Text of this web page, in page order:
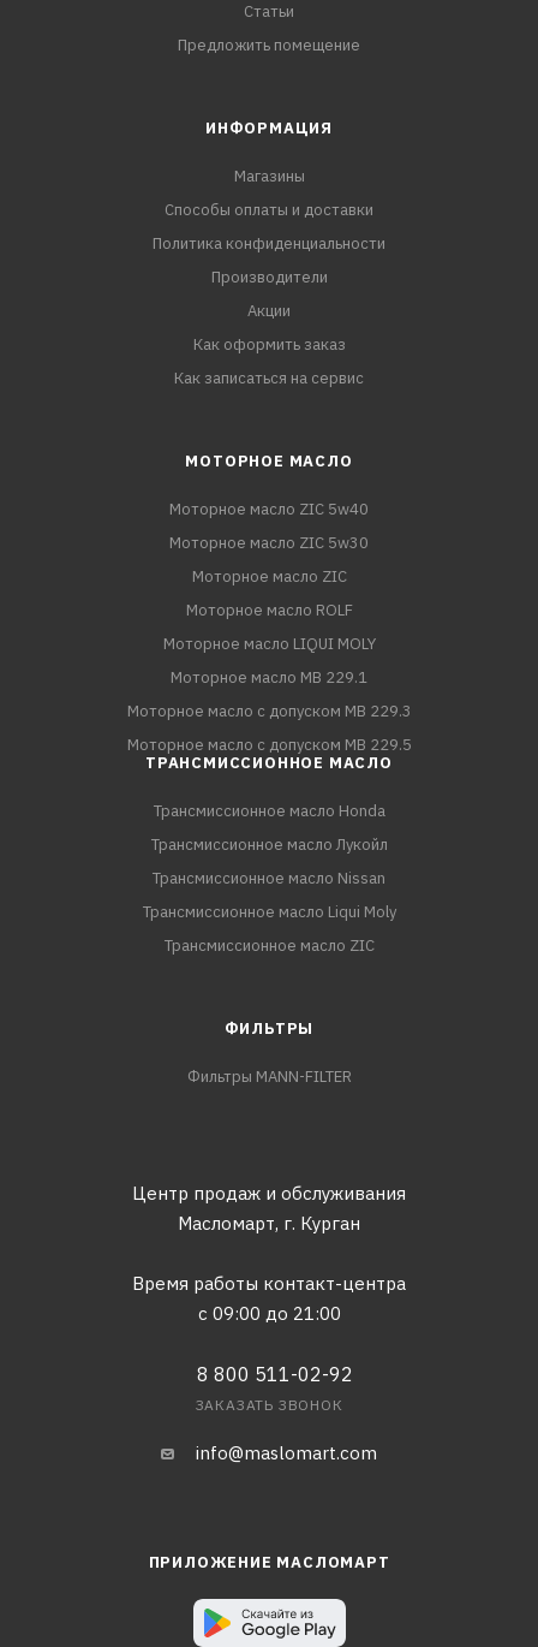
Статьи
Предложить помещение
ИНФОРМАЦИЯ
Магазины
Способы оплаты и доставки
Политика конфиденциальности
Производители
Акции
Как оформить заказ
Как записаться на сервис
МОТОРНОЕ МАСЛО
Моторное масло ZIC 5w40
Моторное масло ZIC 5w30
Моторное масло ZIC
Моторное масло ROLF
Моторное масло LIQUI MOLY
Моторное масло MB 229.1
Моторное масло с допуском MB 229.3
Моторное масло с допуском MB 229.5
ТРАНСМИССИОННОЕ МАСЛО
Трансмиссионное масло Honda
Трансмиссионное масло Лукойл
Трансмиссионное масло Nissan
Трансмиссионное масло Liqui Moly
Трансмиссионное масло ZIC
ФИЛЬТРЫ
Фильтры MANN-FILTER
Центр продаж и обслуживания
Масломарт, г. Курган
Время работы контакт-центра
с 09:00 до 21:00
8 800 511-02-92
ЗАКАЗАТЬ ЗВОНОК
info@maslomart.com
ПРИЛОЖЕНИЕ МАСЛОМАРТ